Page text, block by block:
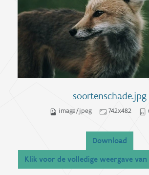
soortenschade.jpg
image/jpeg 742x482
Download
Klik voor de volledige weergave